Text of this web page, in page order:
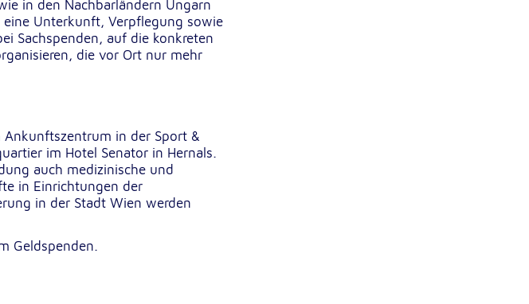
in den Nachbarländern Ungarn
Unterkunft, Verpflegung sowie
Sachspenden, auf die konkreten
die vor Ort nur mehr
in der Sport &
im Hotel Senator in Hernals.
auch medizinische und
in Einrichtungen der
in der Stadt Wien werden
Geldspenden.